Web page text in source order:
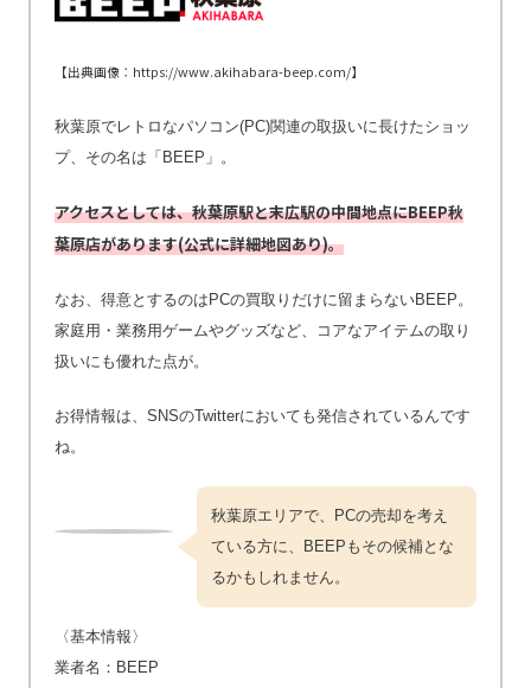
【出典画像：https://www.akihabara-beep.com/】
秋葉原でレトロなパソコン(PC)関連の取扱いに長けたショッ
プ、その名は「BEEP」。
アクセスとしては、秋葉原駅と末広駅の中間地点にBEEP秋
葉原店があります(公式に詳細地図あり)。
なお、得意とするのはPCの買取りだけに留まらないBEEP。
家庭用・業務用ゲームやグッズなど、コアなアイテムの取り
扱いにも優れた点が。
お得情報は、SNSのTwitterにおいても発信されているんです
ね。
秋葉原エリアで、PCの売却を考え
ている方に、BEEPもその候補とな
るかもしれません。
〈基本情報〉
業者名：BEEP